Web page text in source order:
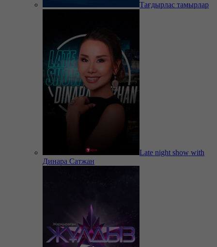
Тағдырлас тамырлар
Late night show with
Динара Сатжан